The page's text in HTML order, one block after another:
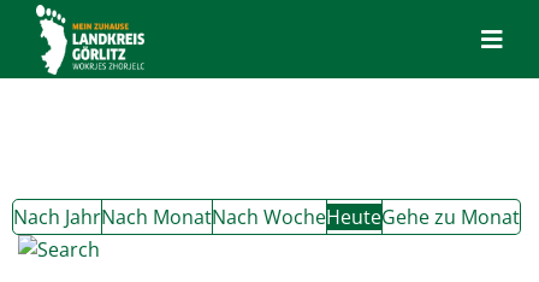
Nach JahrNach MonatNach WocheHeuteGehe zu Monat